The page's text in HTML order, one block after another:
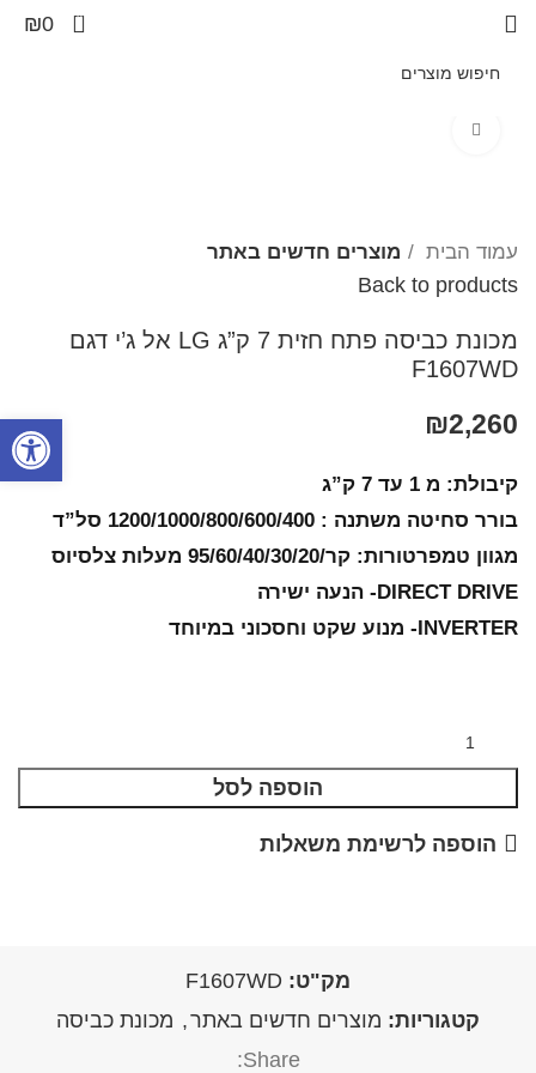
0
₪0
עמוד הבית מוצרים חדשים באתר
Back to products
מכונת כביסה פתח חזית 7 ק”ג LG אל ג’י דגם
F1607WD
₪2,260
קיבולת: מ 1 עד 7 ק”ג
בורר סחיטה משתנה : 1200/1000/800/600/400 סל”ד
מגוון טמפרטורות: קר/95/60/40/30/20 מעלות צלסיוס
DIRECT DRIVE- הנעה ישירה
INVERTER- מנוע שקט וחסכוני במיוחד
הוספה לסל
הוספה לרשימת משאלות
מק"ט: F1607WD
קטגוריות: מוצרים חדשים באתר, מכונת כביסה
Share:
פתח